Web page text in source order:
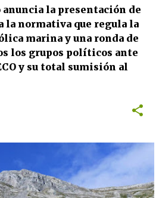
anuncia la presentación de
la normativa que regula la
marina y una ronda de
los grupos políticos ante
y su total sumisión al